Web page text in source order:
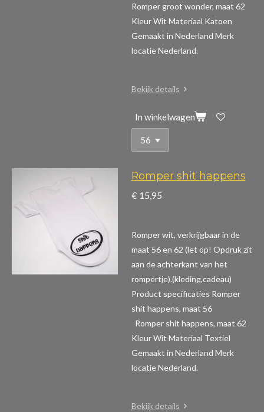
Romper groot wonder, maat 62
Kleur Wit Materiaal Katoen
Gemaakt in Nederland Merk
locatie Nederland.
Bekijk details
In winkelwagen
Romper shit happens
€ 15,95
Romper wit, verkrijgbaar in de
maat 56 en 62 (let op! Opdruk zit
aan de achterkant van het
rompertje).(kleding,cadeau)
Product specificaties Romper
shit happens, maat 56
Romper shit happens, maat 62
Kleur Wit Materiaal Textiel
Gemaakt in Nederland Merk
locatie Nederland.
Bekijk details